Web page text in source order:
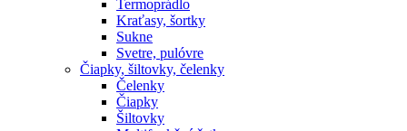
Termoprádlo
Kraťasy, šortky
Sukne
Svetre, pulóvre
Čiapky, šiltovky, čelenky
Čelenky
Čiapky
Šiltovky